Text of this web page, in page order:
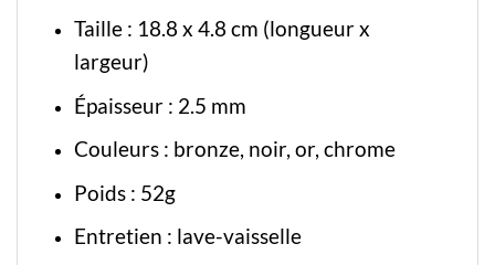
Taille : 18.8 x 4.8 cm (longueur x
largeur)
Épaisseur : 2.5 mm
Couleurs : bronze, noir, or, chrome
Poids : 52g
Entretien : lave-vaisselle